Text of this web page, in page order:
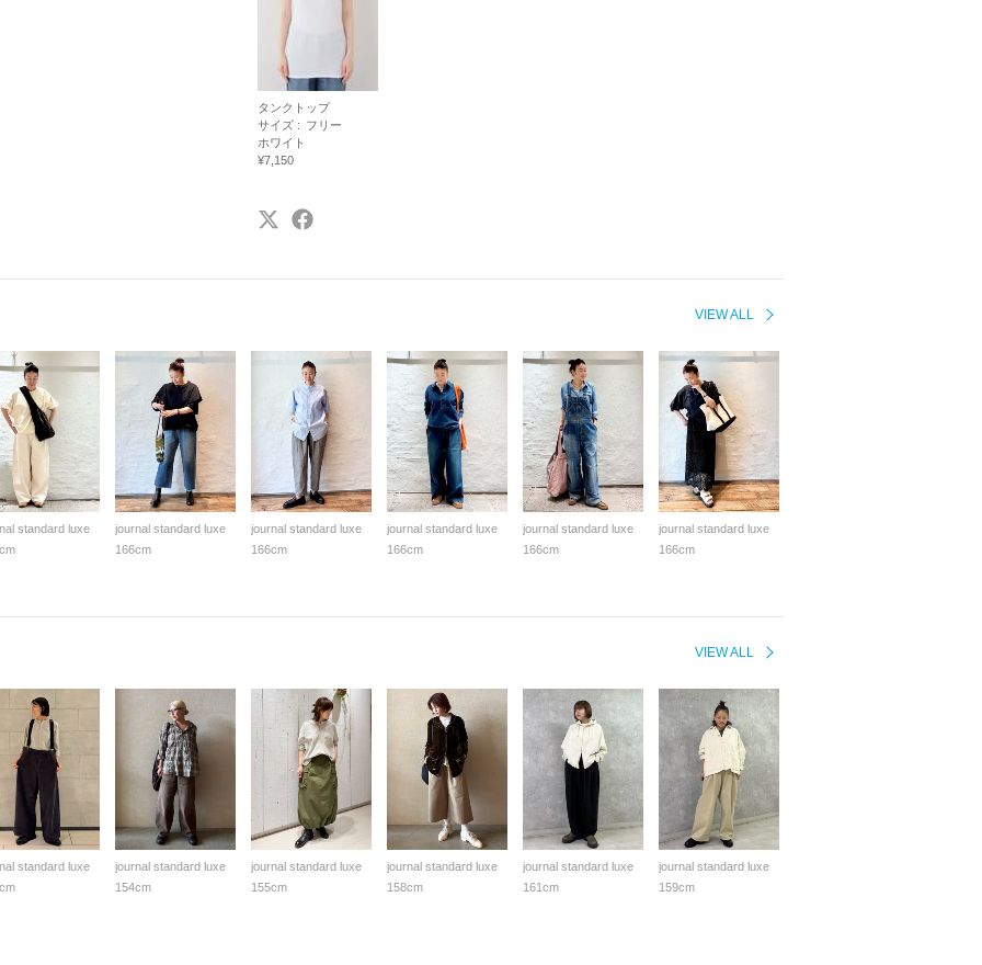
タンクトップ
サイズ : フリー
ホワイト
¥7,150
VIEW ALL
standard luxe
journal standard luxe
166cm
journal standard luxe
166cm
journal standard luxe
166cm
journal standard luxe
166cm
journal standard luxe
166cm
VIEW ALL
standard luxe
journal standard luxe
154cm
journal standard luxe
155cm
journal standard luxe
158cm
journal standard luxe
161cm
journal standard luxe
159cm